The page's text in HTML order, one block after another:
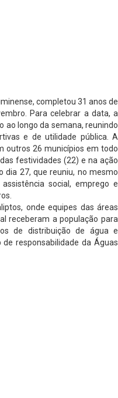
completou 31 anos de
Para celebrar a data, a
longo da semana, reunindo
e de utilidade pública. A
outros 26 municípios em todo
festividades (22) e na ação
dia 27, que reuniu, no mesmo
social, emprego e
onde equipes das áreas
receberam a população para
de distribuição de água e
responsabilidade da Águas